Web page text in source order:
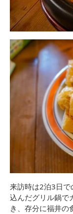
来訪時は2泊3日で
込んだグリル鍋で
き、存分に福井の